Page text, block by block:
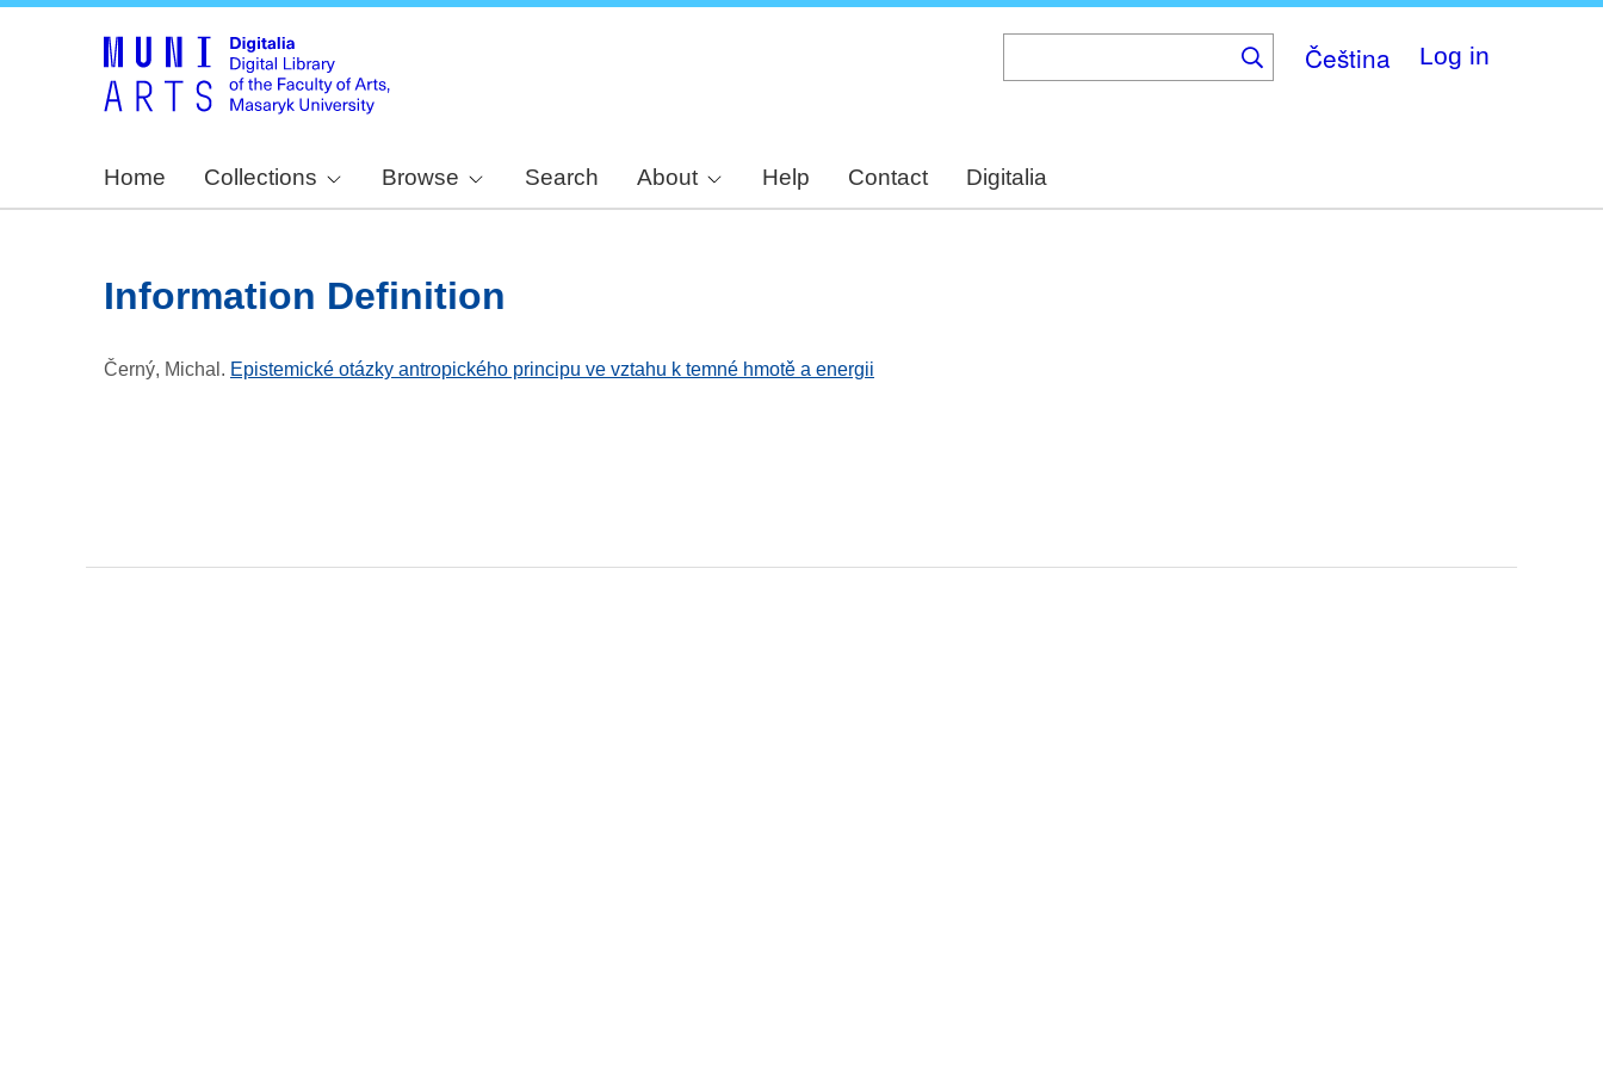
Čeština Log in
Home Collections Browse Search About Help Contact Digitalia
Information Definition
Černý, Michal . Epistemické otázky antropického principu ve vztahu k temné hmotě a energii